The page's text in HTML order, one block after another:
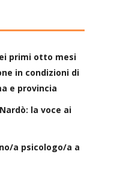
primi otto mesi
in condizioni di
e provincia
la voce ai
a psicologo/a a